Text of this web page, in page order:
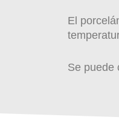
El
Se puede